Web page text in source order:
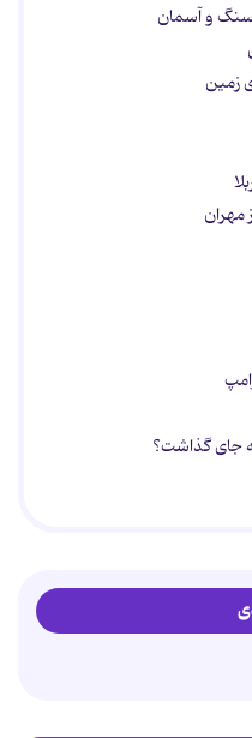
سنگ و آسمان
زمین
مهران